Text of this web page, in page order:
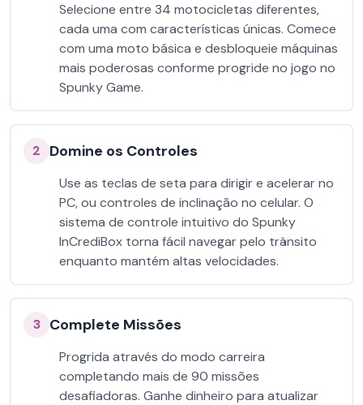
Selecione entre 34 motocicletas diferentes,
cada uma com características únicas. Comece
com uma moto básica e desbloqueie máquinas
mais poderosas conforme progride no jogo no
Spunky Game.
2 Domine os Controles
Use as teclas de seta para dirigir e acelerar no
PC, ou controles de inclinação no celular. O
sistema de controle intuitivo do Spunky
InCrediBox torna fácil navegar pelo trânsito
enquanto mantém altas velocidades.
3 Complete Missões
Progrida através do modo carreira
completando mais de 90 missões
desafiadoras. Ganhe dinheiro para atualizar